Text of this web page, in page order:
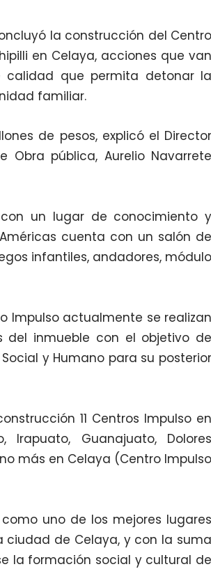
la construcción del Centro
en Celaya, acciones que van
que permita detonar la
familiar.
de pesos, explicó el Director
Obra pública, Aurelio Navarrete
un lugar de conocimiento y
cuenta con un salón de
infantiles, andadores, módulo
Impulso actualmente se realizan
del inmueble con el objetivo de
y Humano para su posterior
11 Centros Impulso en
Irapuato, Guanajuato, Dolores
más en Celaya (Centro Impulso
uno de los mejores lugares
ciudad de Celaya, y con la suma
la formación social y cultural de